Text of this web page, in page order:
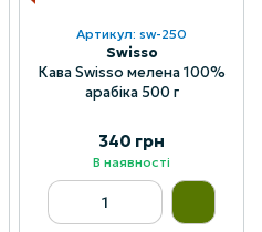
Артикул: sw-250
Swisso
Кава Swisso мелена 100%
арабіка 500 г
340 грн
В наявності